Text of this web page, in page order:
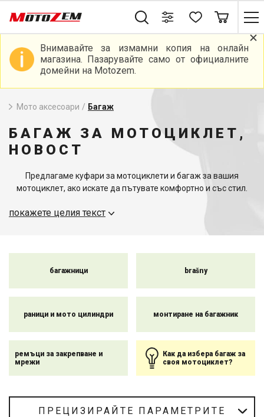
Внимавайте за измамни копия на онлайн
магазина. Пазарувайте само от официалните
домейни на Motozem.
Мото аксесоари / Багаж
БАГАЖ ЗА МОТОЦИКЛЕТ,
НОВОСТ
Предлагаме куфари за мотоциклети и багаж за вашия
мотоциклет, ако искате да пътувате комфортно и със стил.
нуждаят от много място за своите вещи, независимо дали
, предназначен да
Всяка част от нашия багаж за мотоциклет е изработена от
защита на вашите вещи при всякакви условия на каране.
и багаж са проектирани с оглед на лесния
монтаж и достъп, което ви позволява да
съхранявате
си бързо ибезопаснои да продължитепопътя.
покажете целия текст
багажници brašny
раници и мото цилиндри монтиране на багажник
ремъци за закрепване и
мрежи
Как да избера багаж за
своя мотоциклет?
ПРЕЦИЗИРАЙТЕ ПАРАМЕТРИТЕ